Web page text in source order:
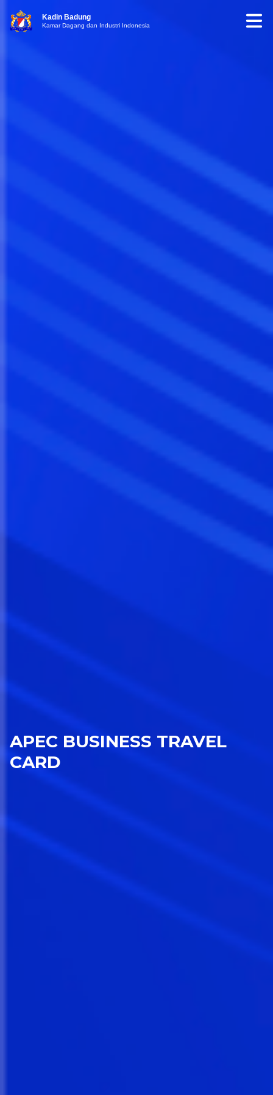
Kadin Badung
Kamar Dagang dan Industri Indonesia
APEC BUSINESS TRAVEL
CARD